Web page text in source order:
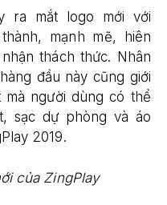
ra mắt logo mới với
mạnh mẽ, hiên
thách thức. Nhân
đầu này cũng giới
người dùng có thể
sạc dự phòng và áo
2019.
của ZingPlay